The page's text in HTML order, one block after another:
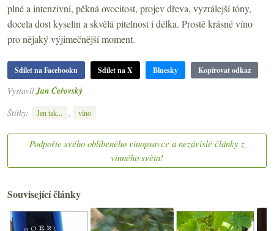
plné a intenzivní, pěkná ovocitost, projev dřeva, vyzrálejší tóny,
docela dost kyselin a skvělá pitelnost i délka. Prostě krásné víno
pro nějaký výjimečnější moment.
Sdílet na Facebooku Sdílet na X Bluesky Kopírovat odkaz
Vystavil Jan Čeřovský
Štítky:
Jen tak... , víno
Podpořte svého oblíbeného vínopsavce a nezávislé články z
vinného světa!
Související články